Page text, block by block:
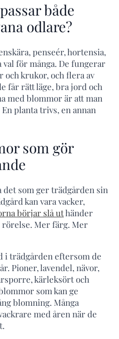
både
odlare?
penseér, hortensia,
för många. De fungerar
och krukor, och flera av
får rätt läge, bra jord och
med blommor är att man
planta trivs, en annan
som gör
som ger trädgården sin
kan vara vacker,
börjar slå uthänder
Mer färg. Mer
i trädgården eftersom de
Pioner, lavendel, nävor,
kärleksört och
som kan ge
blomning. Många
med åren när de